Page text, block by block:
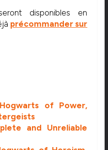
disponibles en
précommander sur
of Power,
and Unreliable